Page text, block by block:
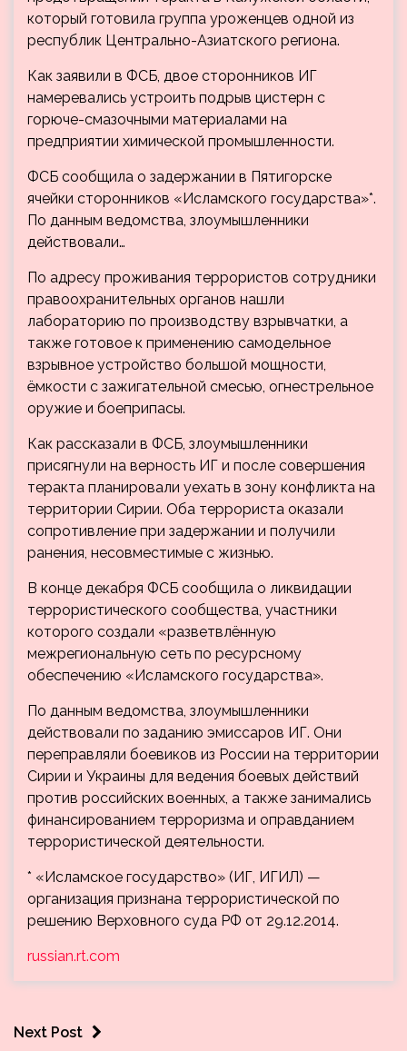
который готовила группа уроженцев одной из
республик Центрально-Азиатского региона.
Как заявили в ФСБ, двое сторонников ИГ
намеревались устроить подрыв цистерн с
горюче-смазочными материалами на
предприятии химической промышленности.
ФСБ сообщила о задержании в Пятигорске
ячейки сторонников «Исламского государства»*.
По данным ведомства, злоумышленники
действовали…
По адресу проживания террористов сотрудники
правоохранительных органов нашли
лабораторию по производству взрывчатки, а
также готовое к применению самодельное
взрывное устройство большой мощности,
ёмкости с зажигательной смесью, огнестрельное
оружие и боеприпасы.
Как рассказали в ФСБ, злоумышленники
присягнули на верность ИГ и после совершения
теракта планировали уехать в зону конфликта на
территории Сирии. Оба террориста оказали
сопротивление при задержании и получили
ранения, несовместимые с жизнью.
В конце декабря ФСБ сообщила о ликвидации
террористического сообщества, участники
которого создали «разветвлённую
межрегиональную сеть по ресурсному
обеспечению «Исламского государства».
По данным ведомства, злоумышленники
действовали по заданию эмиссаров ИГ. Они
переправляли боевиков из России на территории
Сирии и Украины для ведения боевых действий
против российских военных, а также занимались
финансированием терроризма и оправданием
террористической деятельности.
* «Исламское государство» (ИГ, ИГИЛ) —
организация признана террористической по
решению Верховного суда РФ от 29.12.2014.
russian.rt.com
Next Post